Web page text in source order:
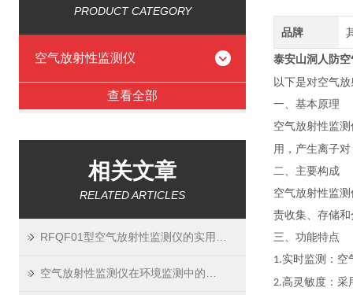
PRODUCT CATEGORY
空气放射性监测仪
查看全部
相关文章
RELATED ARTICLES
品牌
泰安山洞人防
以下是对空气
一、基本原理
空气放射性监
用，产生离子
二、主要构成
空气放射性监
责收集、存储
三、功能特点
1.实时监测：空
2.高灵敏度：采